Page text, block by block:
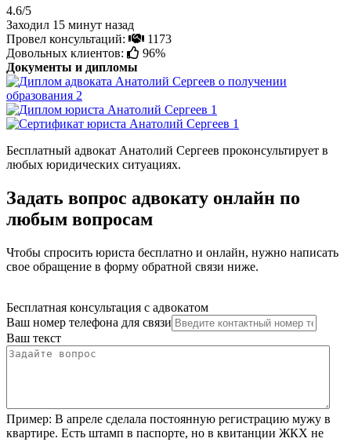
4.6/5
Заходил 15 минут назад
Провел консультаций:
1173
Довольных клиентов:
96%
Документы и дипломы
Бесплатный адвокат Анатолий Сергеев проконсультирует в
любых юридических ситуациях.
Задать вопрос адвокату онлайн по
любым вопросам
Чтобы спросить юриста бесплатно и онлайн, нужно написать
свое обращение в форму обратной связи ниже.
Бесплатная консультация с адвокатом
Ваш номер телефона для связи
Ваш текст
Пример: В апреле сделала постоянную регистрацию мужу в
квартире. Есть штамп в паспорте, но в квитанции ЖКХ не